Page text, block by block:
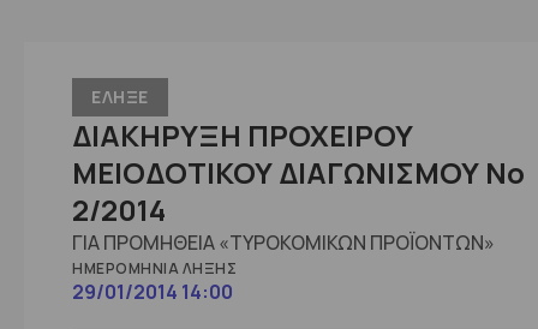
ΕΛΗΞΕ
ΔΙΑΚΗΡΥΞΗ ΠΡΟΧΕΙΡΟΥ
ΜΕΙΟΔΟΤΙΚΟΥ ΔΙΑΓΩΝΙΣΜΟΥ Νο
2/2014
ΓΙΑ ΠΡΟΜΗΘΕΙΑ «ΤΥΡΟΚΟΜΙΚΩΝ ΠΡΟΪΟΝΤΩΝ»
ΗΜΕΡΟΜΗΝΊΑ ΛΉΞΗΣ
29/01/2014 14:00